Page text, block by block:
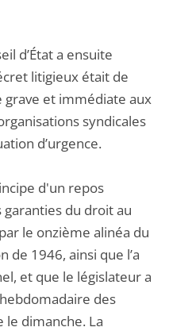
d’État a ensuite
litigieux était de
et immédiate aux
syndicales
d’urgence.
d'un repos
du droit au
le onzième alinéa du
de 1946, ainsi que l’a
et que le législateur a
des
le dimanche. La